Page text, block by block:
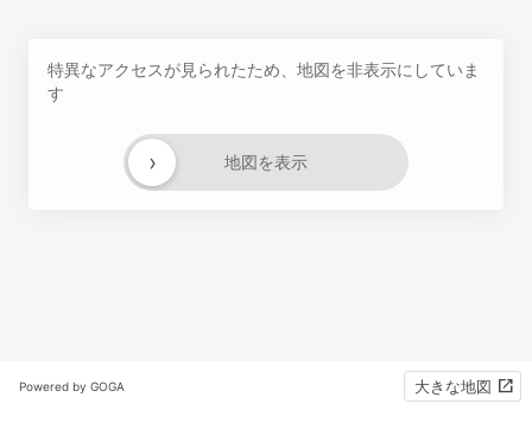
特異なアクセスが見られたため、地図を非表示にしていま
す
地図を表示
›
Powered by GOGA 大きな地図